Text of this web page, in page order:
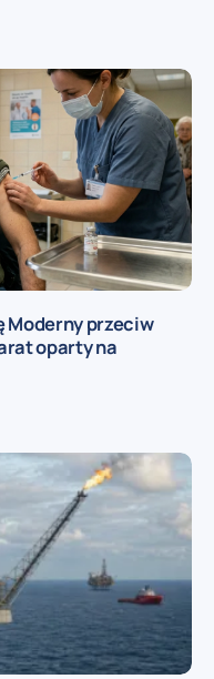
Moderny przeciw
oparty na